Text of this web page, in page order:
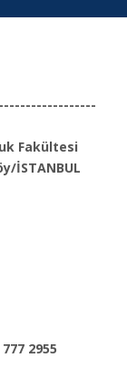
Fakültesi
İSTANBUL
2955